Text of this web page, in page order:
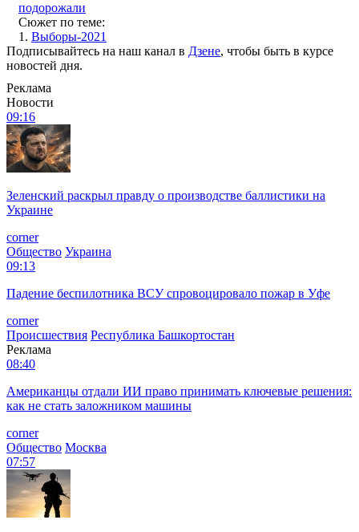
подорожали
Сюжет по теме:
1. Выборы-2021
Подписывайтесь на наш канал в Дзене, чтобы быть в курсе
новостей дня.
Реклама
Новости
09:16
Зеленский раскрыл правду о производстве баллистики на
Украине
corner
Общество Украина
09:13
Падение беспилотника ВСУ спровоцировало пожар в Уфе
corner
Происшествия Республика Башкортостан
Реклама
08:40
Американцы отдали ИИ право принимать ключевые решения:
как не стать заложником машины
corner
Общество Москва
07:57